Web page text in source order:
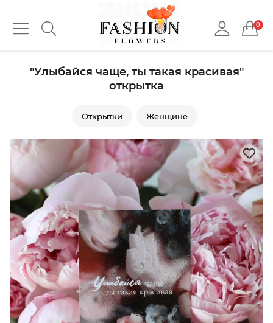
0
"Улыбайся чаще, ты такая красивая"
открытка
Открытки Женщине